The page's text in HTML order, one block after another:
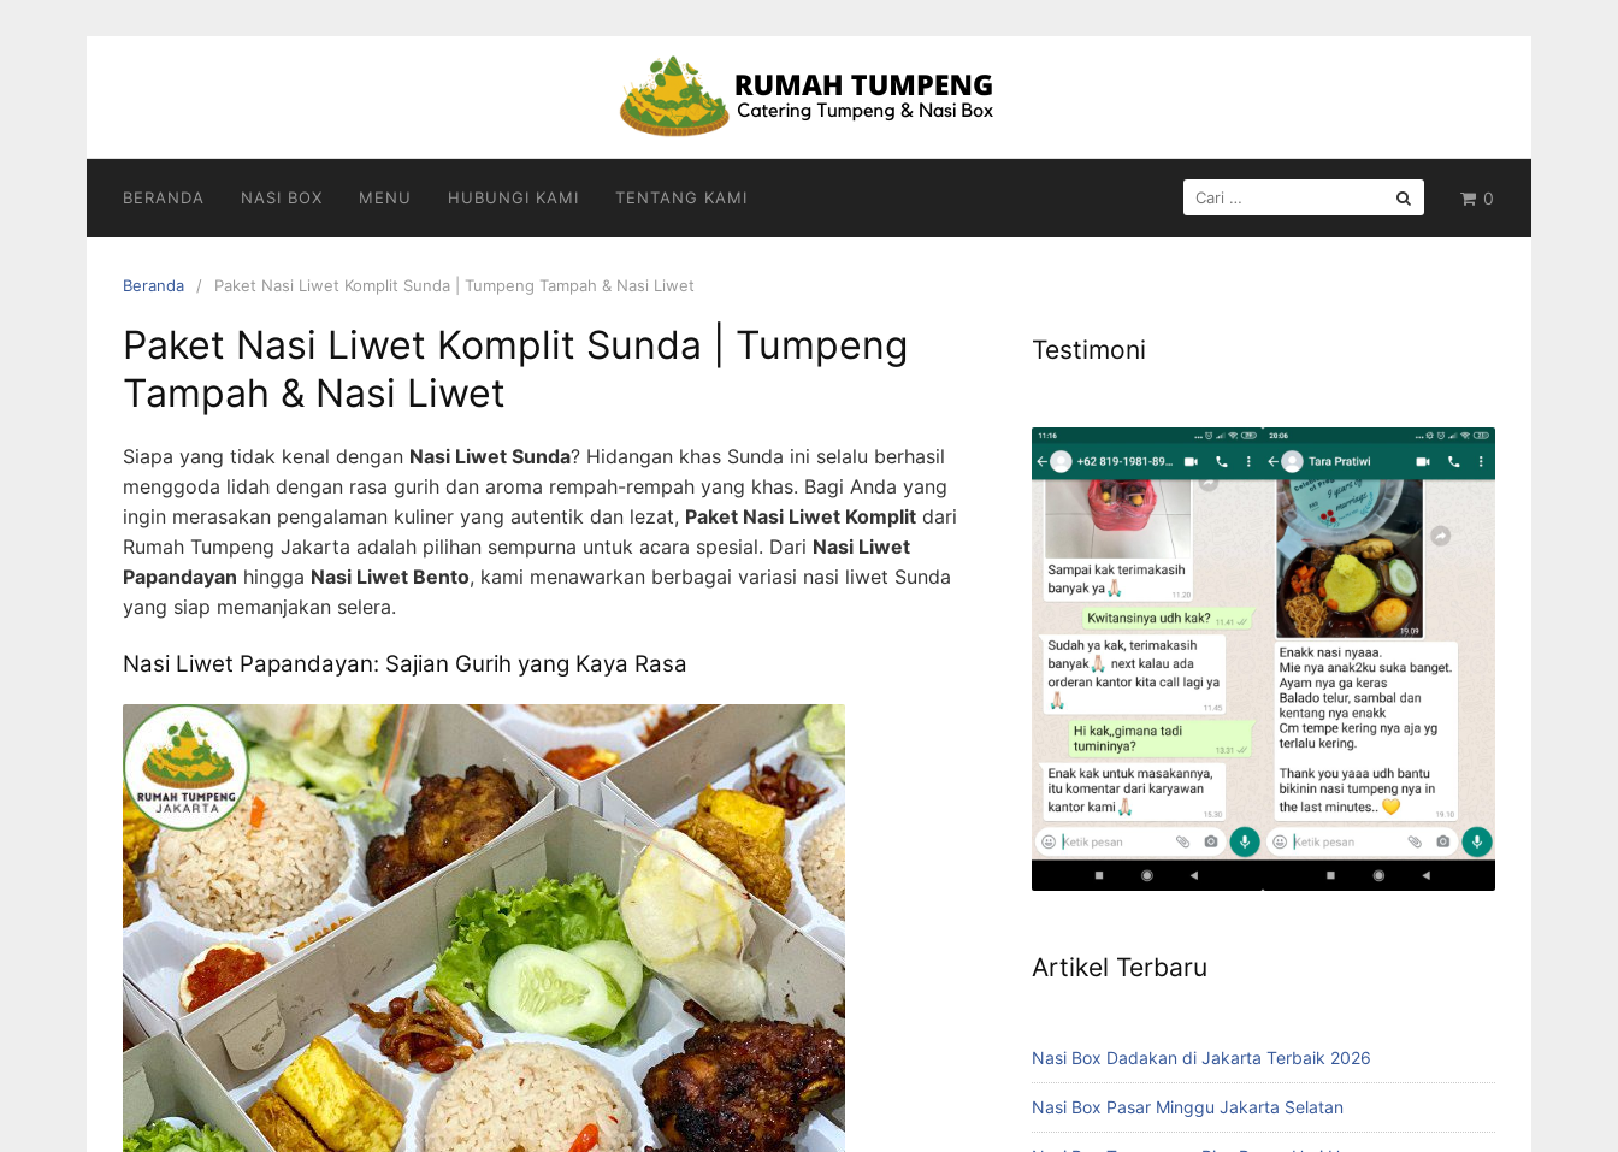
0
BERANDA NASI BOX MENU HUBUNGI KAMI TENTANG KAMI
CARI
UNTUK:
Beranda Paket Nasi Liwet Komplit Sunda | Tumpeng Tampah & Nasi Liwet
Paket Nasi Liwet Komplit Sunda | Tumpeng
Tampah & Nasi Liwet
Siapa yang tidak kenal dengan Nasi Liwet Sunda? Hidangan khas Sunda ini selalu berhasil
menggoda lidah dengan rasa gurih dan aroma rempah-rempah yang khas. Bagi Anda yang
ingin merasakan pengalaman kuliner yang autentik dan lezat, Paket Nasi Liwet Komplit dari
Rumah Tumpeng Jakarta adalah pilihan sempurna untuk acara spesial. Dari Nasi Liwet
Papandayan hingga Nasi Liwet Bento, kami menawarkan berbagai variasi nasi liwet Sunda
yang siap memanjakan selera.
Nasi Liwet Papandayan: Sajian Gurih yang Kaya Rasa
Testimoni
Artikel Terbaru
Nasi Box Dadakan di Jakarta Terbaik 2026
Nasi Box Pasar Minggu Jakarta Selatan